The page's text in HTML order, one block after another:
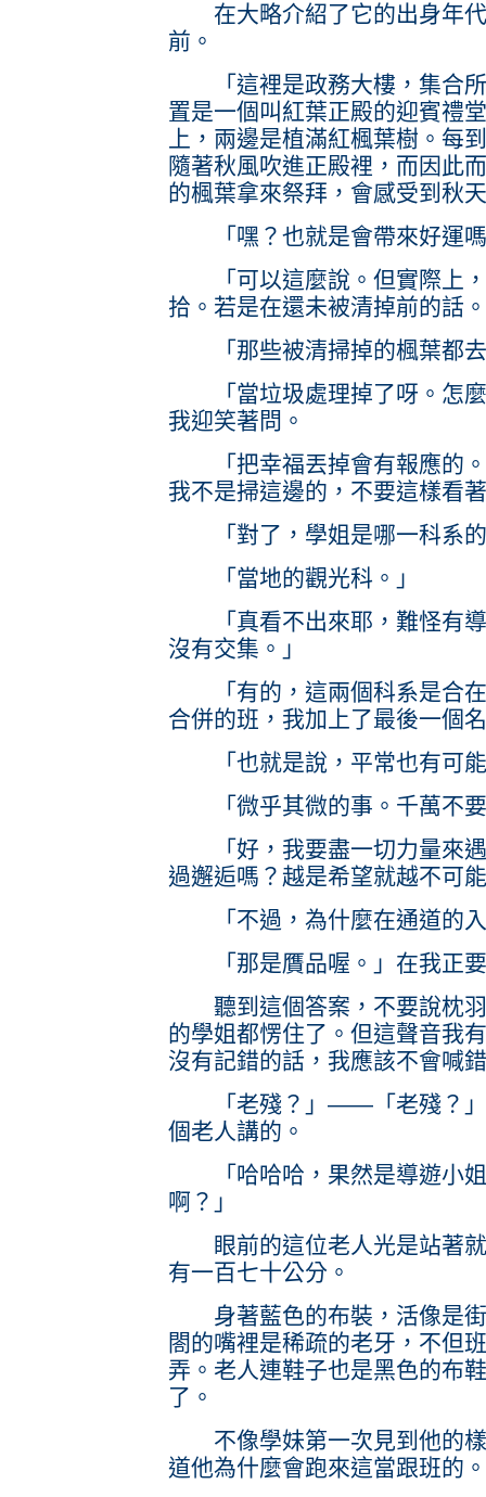
在大略介紹了它的出身年代
前。
「這裡是政務大樓，集合所
置是一個叫紅葉正殿的迎賓禮
上，兩邊是植滿紅楓葉樹。每
隨著秋風吹進正殿裡，而因此
的楓葉拿來祭拜，會感受到秋
「嘿？也就是會帶來好運
「可以這麼說。但實際上，
拾。若是在還未被清掉前的話
「那些被清掃掉的楓葉都去
「當垃圾處理掉了呀。怎麼
我迎笑著問。
「把幸福丟掉會有報應的。
我不是掃這邊的，不要這樣看
「對了，學姐是哪一科系
「當地的觀光科。」
「真看不出來耶，難怪有導
沒有交集。」
「有的，這兩個科系是合在
合併的班，我加上了最後一個
「也就是說，平常也有可能
「微乎其微的事。千萬不要
「好，我要盡一切力量來遇
過邂逅嗎？越是希望就越不可
「不過，為什麼在通道的入
「那是贋品喔。」在我正要
聽到這個答案，不要說枕羽
的學姐都愣住了。但這聲音我
沒有記錯的話，我應該不會喊
「老殘？」——「老殘？」
個老人講的。
「哈哈哈，果然是導遊小姐
啊？」
眼前的這位老人光是站著就
有一百七十公分。
身著藍色的布裝，活像是街
閤的嘴裡是稀疏的老牙，不但
弄。老人連鞋子也是黑色的布
了。
不像學妹第一次見到他的樣
道他為什麼會跑來這當跟班的。